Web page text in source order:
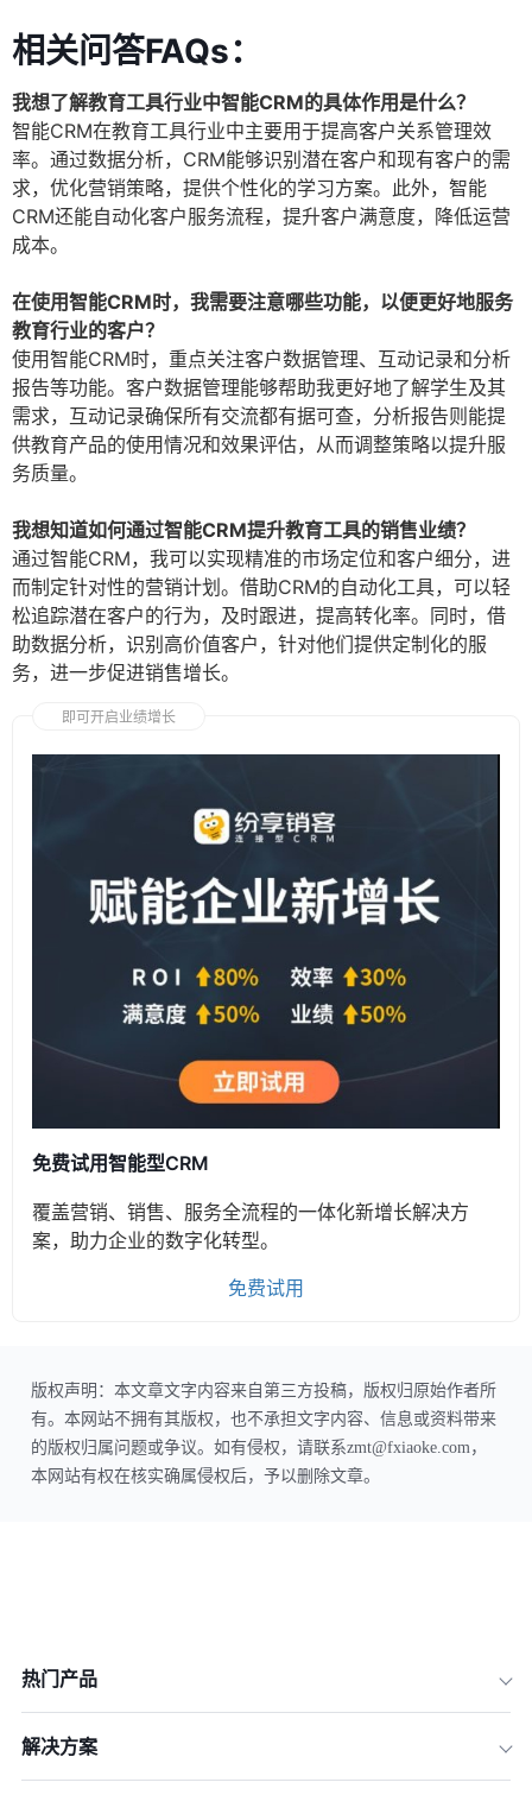
相关问答FAQs：
我想了解教育工具行业中智能CRM的具体作用是什么？
智能CRM在教育工具行业中主要用于提高客户关系管理效
率。通过数据分析，CRM能够识别潜在客户和现有客户的需
求，优化营销策略，提供个性化的学习方案。此外，智能
CRM还能自动化客户服务流程，提升客户满意度，降低运营
成本。
在使用智能CRM时，我需要注意哪些功能，以便更好地服务
教育行业的客户？
使用智能CRM时，重点关注客户数据管理、互动记录和分析
报告等功能。客户数据管理能够帮助我更好地了解学生及其
需求，互动记录确保所有交流都有据可查，分析报告则能提
供教育产品的使用情况和效果评估，从而调整策略以提升服
务质量。
我想知道如何通过智能CRM提升教育工具的销售业绩？
通过智能CRM，我可以实现精准的市场定位和客户细分，进
而制定针对性的营销计划。借助CRM的自动化工具，可以轻
松追踪潜在客户的行为，及时跟进，提高转化率。同时，借
助数据分析，识别高价值客户，针对他们提供定制化的服
务，进一步促进销售增长。
即可开启业绩增长
免费试用智能型CRM
覆盖营销、销售、服务全流程的一体化新增长解决方
案，助力企业的数字化转型。
免费试用
版权声明：本文章文字内容来自第三方投稿，版权归原始作者所
有。本网站不拥有其版权，也不承担文字内容、信息或资料带来
的版权归属问题或争议。如有侵权，请联系zmt@fxiaoke.com，
本网站有权在核实确属侵权后，予以删除文章。
热门产品
解决方案